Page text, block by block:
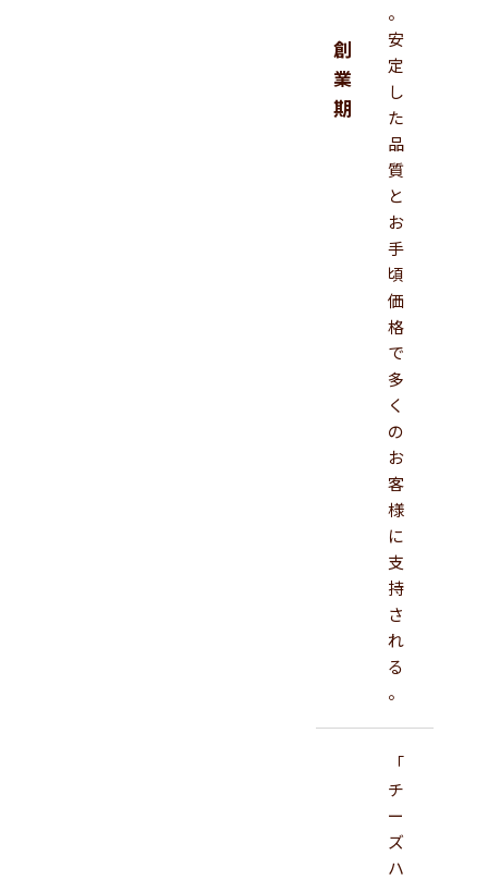
創
業
期
。
安
定
し
た
品
質
と
お
手
頃
価
格
で
多
く
の
お
客
様
に
支
持
さ
れ
る
。
「
チ
ー
ズ
ハ